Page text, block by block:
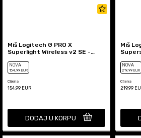
Miš Logitech G PRO X
Superlight Wireless v2 SE -
NOVA
154,99 EUR
Cijena
154,99 EUR
DODAJ U KORPU
Miš
NOVA
219,99 EUR
Cijena
219,99